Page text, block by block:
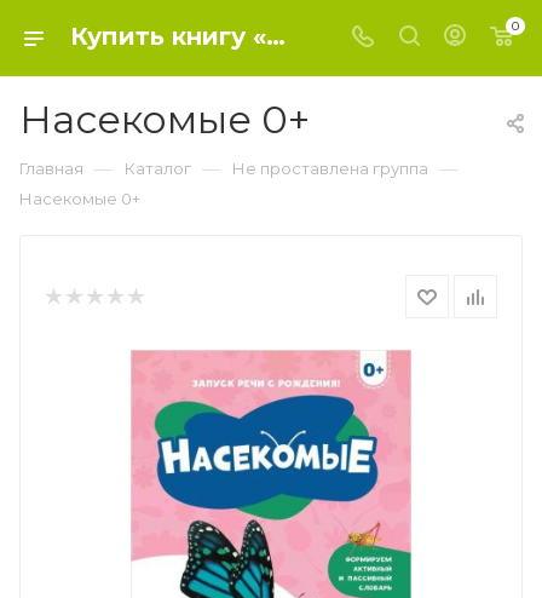
Купить книгу «Насекомые 0+» 2023, - Не проставлена группа 0
Насекомые 0+
Главная — Каталог — Не проставлена группа —
Насекомые 0+